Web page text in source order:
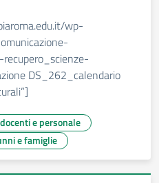
wp-
DS_262_calendario
e personale
e famiglie